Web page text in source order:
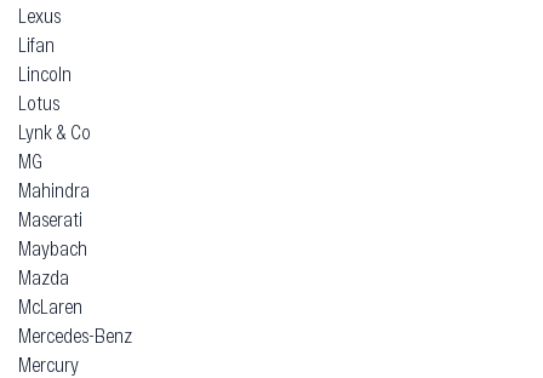
Lexus
Lifan
Lincoln
Lotus
Lynk & Co
MG
Mahindra
Maserati
Maybach
Mazda
McLaren
Mercedes-Benz
Mercury